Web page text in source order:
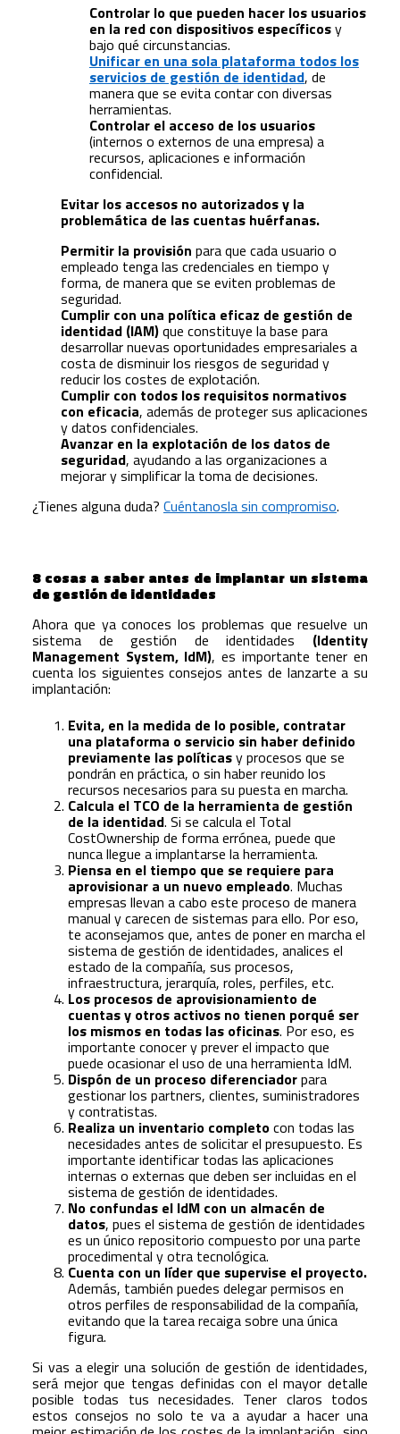
Controlar lo que pueden hacer los usuarios
en la red con dispositivos específicosy
bajo qué circunstancias.
Unificar en una sola plataforma todos los
servicios de gestión de identidad, de
manera que se evita contar con diversas
herramientas.
Controlar el acceso de los usuarios
(internos o externos de una empresa) a
recursos, aplicaciones e información
confidencial.
Evitar los accesos no autorizados y la
problemática de las cuentas huérfanas.
Permitir la provisión para que cada usuario o
empleado tenga las credenciales en tiempo y
forma, de manera que se eviten problemas de
seguridad.
Cumplir con una política eficaz de gestión de
identidad (IAM)que constituye la base para
desarrollar nuevas oportunidades empresariales a
costa de disminuir los riesgos de seguridad y
reducir los costes de explotación.
Cumplir con todos los requisitos normativos
con eficacia, además de proteger sus aplicaciones
y datos confidenciales.
Avanzar en la explotación de los datos de
seguridad, ayudando a las organizaciones a
mejorar y simplificar la toma de decisiones.
¿Tienes alguna duda? Cuéntanosla sin compromiso.
8 cosas a saber antes de implantar un sistema
de gestión de identidades
Ahora que ya conoces los problemas que resuelve un
sistema de gestión de identidades (Identity
Management System, IdM), es importante tener en
cuenta los siguientes consejos antes de lanzarte a su
implantación:
Evita, en la medida de lo posible, contratar
una plataforma o servicio sin haber definido
previamente las políticasy procesos que se
pondrán en práctica, o sin haber reunido los
recursos necesarios para su puesta en marcha.
Calcula el TCO de la herramienta de gestión
de la identidad. Si se calcula el Total
CostOwnership de forma errónea, puede que
nunca llegue a implantarse la herramienta.
Piensa en el tiempo que se requiere para
aprovisionar a un nuevo empleado. Muchas
empresas llevan a cabo este proceso de manera
manual y carecen de sistemas para ello. Por eso,
te aconsejamos que, antes de poner en marcha el
sistema de gestión de identidades, analices el
estado de la compañía, sus procesos,
infraestructura, jerarquía, roles, perfiles, etc.
Los procesos de aprovisionamiento de
cuentas y otros activos no tienen porqué ser
los mismos en todas las oficinas. Por eso, es
importante conocer y prever el impacto que
puede ocasionar el uso de una herramienta IdM.
Dispón de un proceso diferenciadorpara
gestionar los partners, clientes, suministradores
y contratistas.
Realiza un inventario completocon todas las
necesidades antes de solicitar el presupuesto. Es
importante identificar todas las aplicaciones
internas o externas que deben ser incluidas en el
sistema de gestión de identidades.
No confundas el IdM con un almacén de
datos, pues el sistema de gestión de identidades
es un único repositorio compuesto por una parte
procedimental y otra tecnológica.
Cuenta con un líder que supervise el proyecto.
Además, también puedes delegar permisos en
otros perfiles de responsabilidad de la compañía,
evitando que la tarea recaiga sobre una única
figura.
Si vas a elegir una solución de gestión de identidades,
será mejor que tengas definidas con el mayor detalle
posible todas tus necesidades. Tener claros todos
estos consejos no solo te va a ayudar a hacer una